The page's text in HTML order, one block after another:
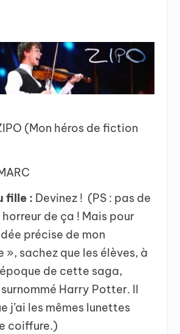
(Mon héros de fiction
fille : Devinez ! (PS : pas de
horreur de ça ! Mais pour
précise de mon
», sachez que les élèves, à
de cette saga,
surnommé Harry Potter. Il
j’ai les mêmes lunettes
coiffure.)